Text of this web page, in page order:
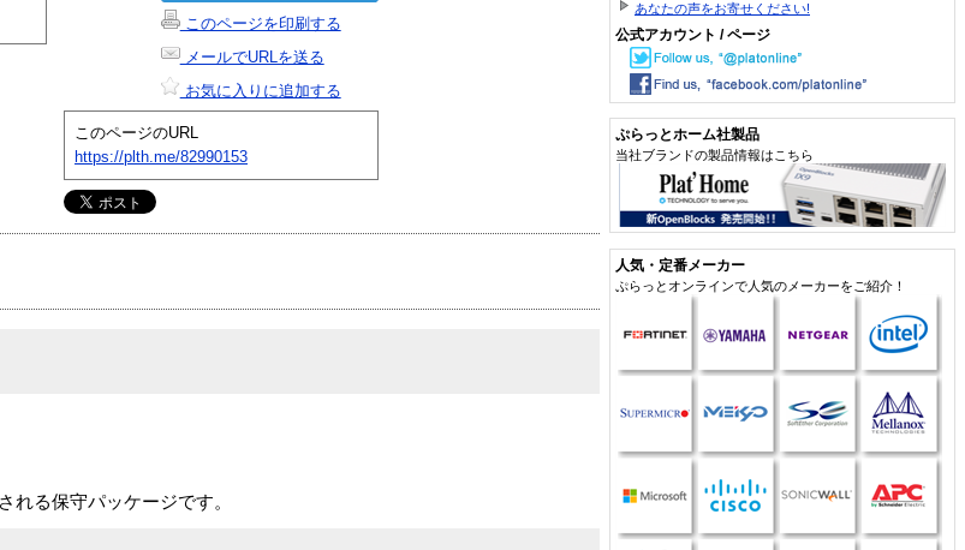
このページを印刷する
メールでURLを送る
お気に入りに追加する
このページのURL
https://plth.me/82990153
れる保守パッケージです。
あなたの声をお寄せください!
公式アカウント / ページ
ぷらっとホーム社製品
当社ブランドの製品情報はこちら
人気・定番メーカー
ぷらっとオンラインで人気のメーカーをご紹介！